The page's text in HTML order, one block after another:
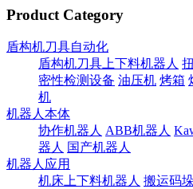
Product Category
盾构机刀具自动化
盾构机刀具上下料机器人
密性检测设备 油压机 烤箱
机
机器人本体
协作机器人 ABB机器人
器人 国产机器人
机器人应用
机床上下料机器人 搬运码